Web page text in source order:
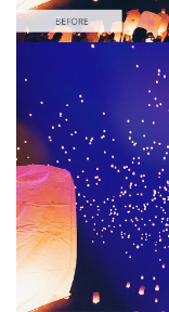
Free Light Leak
Light Leaks